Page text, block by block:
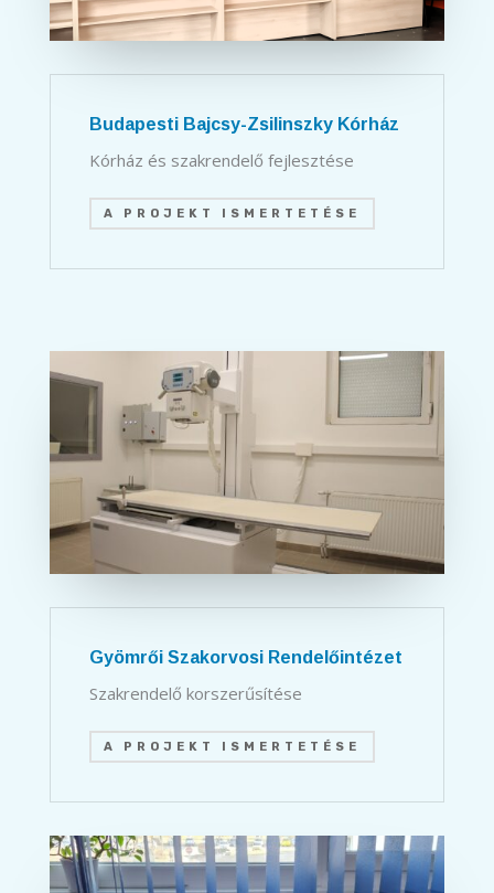
Budapesti Bajcsy-Zsilinszky Kórház
Kórház és szakrendelő fejlesztése
A PROJEKT ISMERTETÉSE
Gyömrői Szakorvosi Rendelőintézet
Szakrendelő korszerűsítése
A PROJEKT ISMERTETÉSE